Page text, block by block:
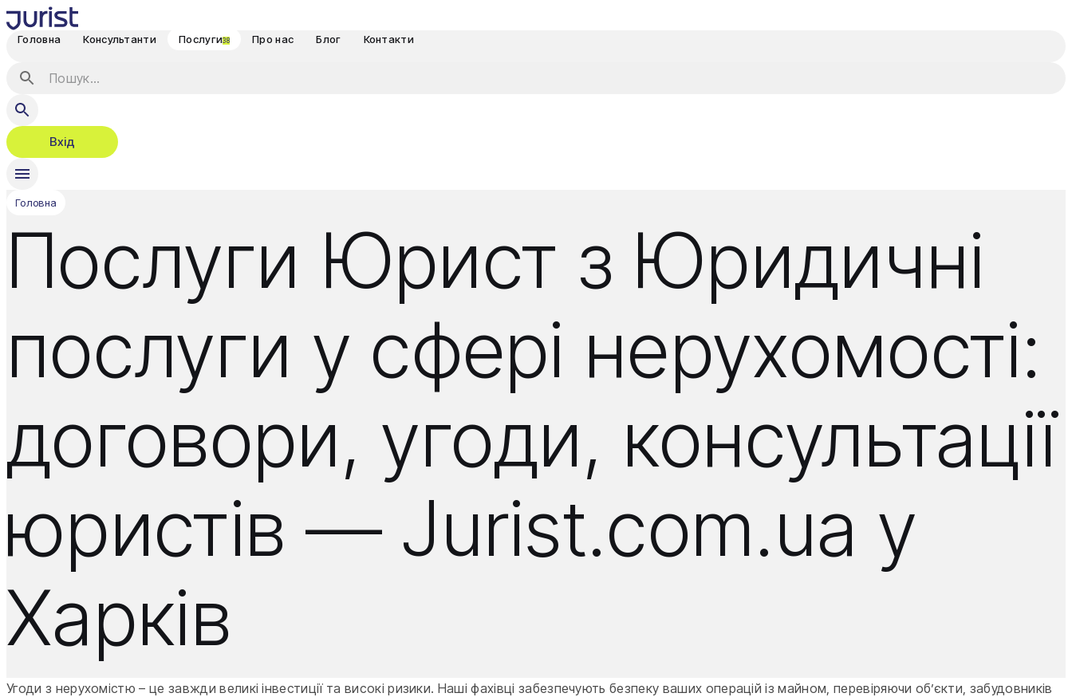
Головна Консультанти Послуги38 Про нас Блог Контакти
Вхід
Головна
Послуги Юрист з Юридичні
послуги у сфері нерухомості:
договори, угоди, консультації
юристів — Jurist.com.ua у
Харків
Угоди з нерухомістю – це завжди великі інвестиції та високі ризики. Наші фахівці забезпечують безпеку ваших операцій із майном, перевіряючи об’єкти, забудовників